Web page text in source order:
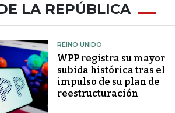
LA REPÚBLICA
REINO UNIDO
WPP registra su mayor
subida histórica tras el
impulso de su plan de
reestructuración